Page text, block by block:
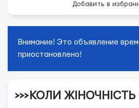
Добавить в
Внимание! Это объявление
приостановлено!
>>>КОЛИ